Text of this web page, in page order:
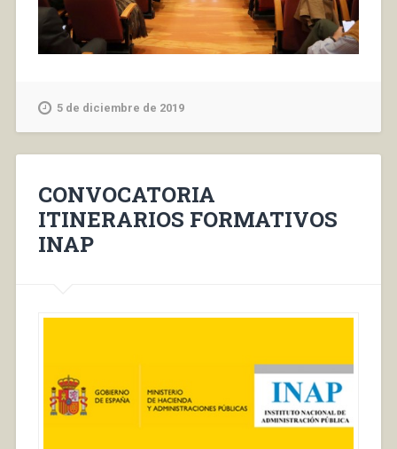
5 de diciembre de 2019
CONVOCATORIA
ITINERARIOS FORMATIVOS
INAP